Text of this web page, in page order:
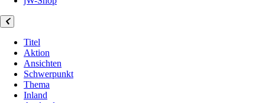
Titel
Aktion
Ansichten
Schwerpunkt
Thema
Inland